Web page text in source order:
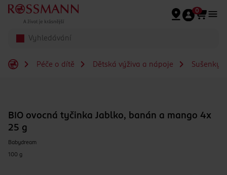
Přeskočit na hlavmní obsah
0
Péče o dítě Dětská výživa a nápoje Sušenky
BIO ovocná tyčinka Jablko, banán a mango 4x
25 g
Babydream
100 g